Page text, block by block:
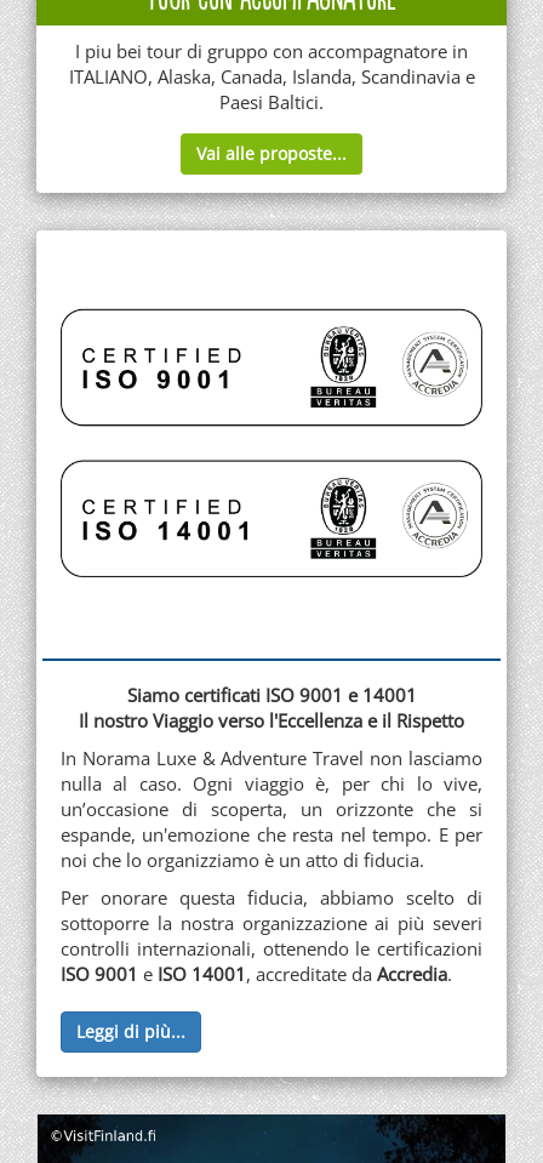
I piu bei tour di gruppo con accompagnatore in
ITALIANO, Alaska, Canada, Islanda, Scandinavia e
Paesi Baltici.
Vai alle proposte...
Siamo certificati ISO 9001 e 14001
Il nostro Viaggio verso l'Eccellenza e il Rispetto
In Norama Luxe & Adventure Travel non lasciamo
nulla al caso. Ogni viaggio è, per chi lo vive,
un’occasione di scoperta, un orizzonte che si
espande, un'emozione che resta nel tempo. E per
noi che lo organizziamo è un atto di fiducia.
Per onorare questa fiducia, abbiamo scelto di
sottoporre la nostra organizzazione ai più severi
controlli internazionali, ottenendo le certificazioni
ISO 9001 e ISO 14001 , accreditate da Accredia.
Leggi di più...